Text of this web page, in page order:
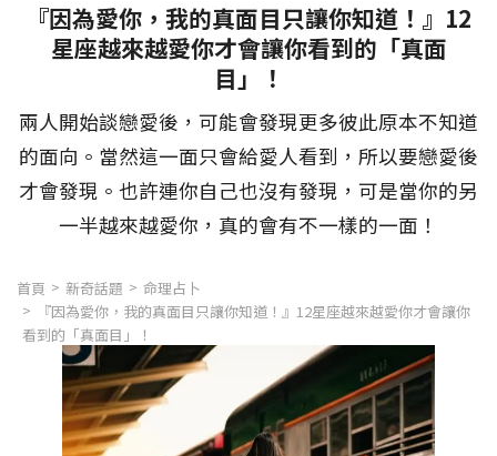
『因為愛你，我的真面目只讓你知道！』12
星座越來越愛你才會讓你看到的「真面
目」！
兩人開始談戀愛後，可能會發現更多彼此原本不知道
的面向。當然這一面只會給愛人看到，所以要戀愛後
才會發現。也許連你自己也沒有發現，可是當你的另
一半越來越愛你，真的會有不一樣的一面！
首頁 新奇話題
命理占卜
『因為愛你，我的真面目只讓你知道！』12星座越來越愛你才會讓你
看到的「真面目」！